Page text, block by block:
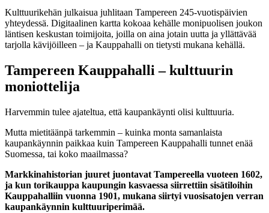
Kulttuurikehän julkaisua juhlitaan Tampereen 245-vuotispäivien
yhteydessä. Digitaalinen kartta kokoaa kehälle monipuolisen joukon
läntisen keskustan toimijoita, joilla on aina jotain uutta ja yllättävää
tarjolla kävijöilleen – ja Kauppahalli on tietysti mukana kehällä.
Tampereen Kauppahalli – kulttuurin
moniottelija
Harvemmin tulee ajateltua, että kaupankäynti olisi kulttuuria.
Mutta mietitäänpä tarkemmin – kuinka monta samanlaista
kaupankäynnin paikkaa kuin Tampereen Kauppahalli tunnet enää
Suomessa, tai koko maailmassa?
Markkinahistorian juuret juontavat Tampereella vuoteen 1602,
ja kun torikauppa kaupungin kasvaessa siirrettiin sisätiloihin
Kauppahalliin vuonna 1901, mukana siirtyi vuosisatojen verran
kaupankäynnin kulttuuriperimää.